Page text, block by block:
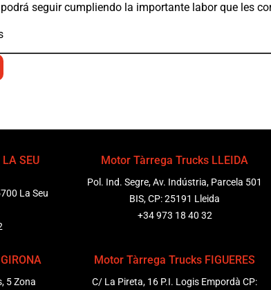
seguir cumpliendo la importante labor que les
SEU
La Seu
Motor Tàrrega Trucks LLEIDA
Pol. Ind. Segre, Av. Indústria, Parcela 501
BIS, CP: 25191 Lleida
+34 973 18 40 32
5 Zona
Motor Tàrrega Trucks FIGUERES
C/ La Pireta, 16 P.I. Logis Empordà CP: